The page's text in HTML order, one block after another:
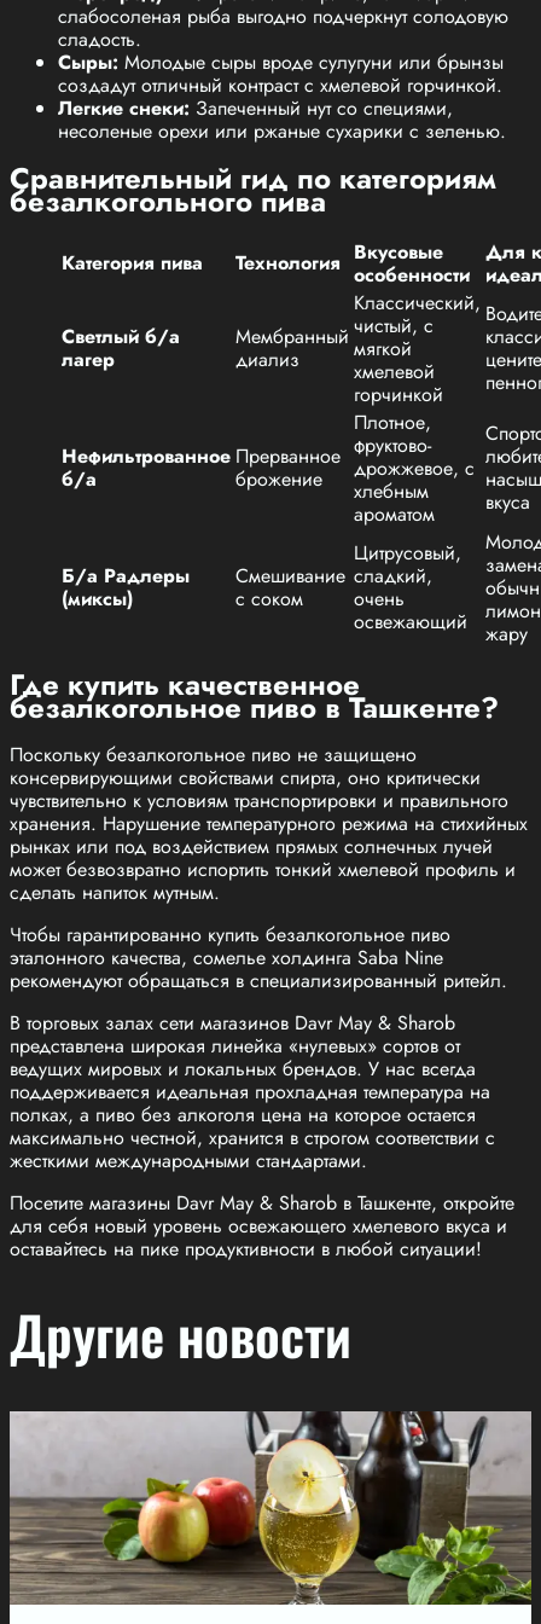
слабосоленая рыба выгодно подчеркнут солодовую
сладость.
Сыры: Молодые сыры вроде сулугуни или брынзы
создадут отличный контраст с хмелевой горчинкой.
Легкие снеки: Запеченный нут со специями,
несоленые орехи или ржаные сухарики с зеленью.
Сравнительный гид по категориям
безалкогольного пива
Категория пива Технология Вкусовые
особенности
Для
Светлый б/а
лагер
Мембранный
диализ
Классический,
чистый, с
мягкой
хмелевой
горчинкой
Нефильтрованное
б/а
Прерванное
брожение
Плотное,
фруктово-
дрожжевое, с
хлебным
ароматом
вкуса
Б/а Радлеры
(миксы)
Смешивание
с соком
Цитрусовый,
сладкий,
очень
освежающий
жару
Где купить качественное
безалкогольное пиво в Ташкенте?
Поскольку безалкогольное пиво не защищено
консервирующими свойствами спирта, оно критически
чувствительно к условиям транспортировки и правильного
хранения. Нарушение температурного режима на стихийных
рынках или под воздействием прямых солнечных лучей
может безвозвратно испортить тонкий хмелевой профиль и
сделать напиток мутным.
Чтобы гарантированно купить безалкогольное пиво
эталонного качества, сомелье холдинга Saba Nine
рекомендуют обращаться в специализированный ритейл.
В торговых залах сети магазинов Davr May & Sharob
представлена широкая линейка «нулевых» сортов от
ведущих мировых и локальных брендов. У нас всегда
поддерживается идеальная прохладная температура на
полках, а пиво без алкоголя цена на которое остается
максимально честной, хранится в строгом соответствии с
жесткими международными стандартами.
Посетите магазины Davr May & Sharob в Ташкенте, откройте
для себя новый уровень освежающего хмелевого вкуса и
оставайтесь на пике продуктивности в любой ситуации!
Другие новости